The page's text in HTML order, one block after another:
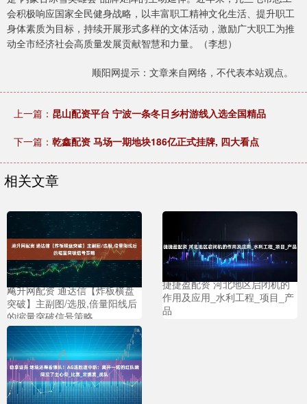
会积极响应国家全民健身战略，以丰富职工精神文化生活、提升职工
身体素质为目标，持续开展形式多样的文体活动，激励广大职工为推
动全市经济社会高质量发展贡献智慧和力量。（李想）
顺阳网提示：文章来自网络，不代表本站观点。
上一篇： 昆山配资平台 宁波一条冬日乡村游线入选全国精品
下一篇： 乾鑫配资 马场一期地块186亿正式挂牌, 四大看点
相关文章
飚升网配资 通达信【炸板横盘
突破】主副图/选股,倍量阳线后
的缩量突破信号策略
捷捷盈配资 河北地区启闭机的
作用及应用_水利工程_项目_产
品